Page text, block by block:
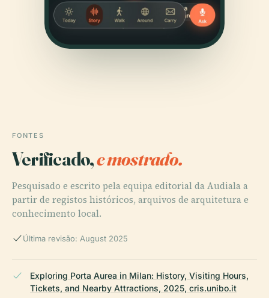
FONTES
Verificado,e mostrado.
Pesquisado e escrito pela equipa editorial da Audiala a
partir de registos históricos, arquivos de arquitetura e
conhecimento local.
Última revisão: August 2025
Exploring Porta Aurea in Milan: History, Visiting Hours,
Tickets, and Nearby Attractions, 2025, cris.unibo.it